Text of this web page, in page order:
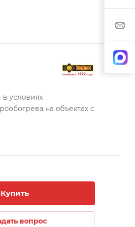
в условиях
на объектах с
Купить
вопрос